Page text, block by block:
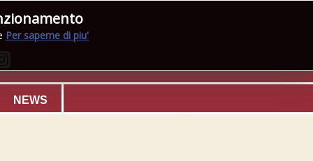
NEWS
Per saperne di piu'